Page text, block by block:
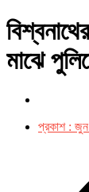
মাঝে
প্রকাশ :